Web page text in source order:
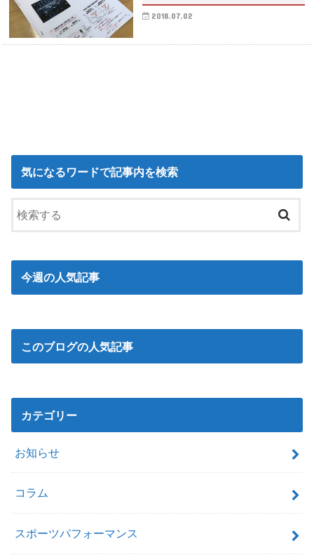
2018.07.02
気になるワードで記事内を検索
今週の人気記事
このブログの人気記事
カテゴリー
お知らせ
コラム
スポーツパフォーマンス